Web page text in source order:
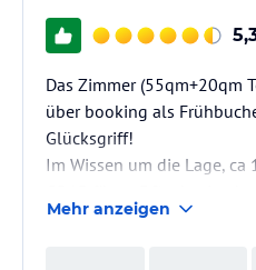
Das Zimmer (55qm+20qm
über booking als
Glücksgriff!
Im Wissen um die Lage, ca
ich explizit diese neue
Doppelbett-Suiten und 5
Mehr anzeigen